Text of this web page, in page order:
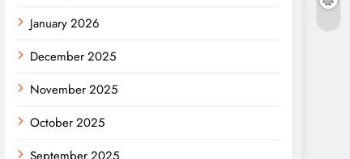
January 2026
December 2025
November 2025
October 2025